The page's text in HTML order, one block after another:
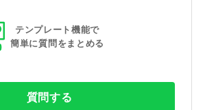
テンプレート機能で
簡単に質問をまとめる
質問する